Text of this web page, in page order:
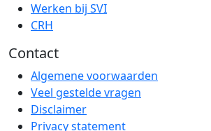
Werken bij SVI
CRH
Contact
Algemene voorwaarden
Veel gestelde vragen
Disclaimer
Privacy statement